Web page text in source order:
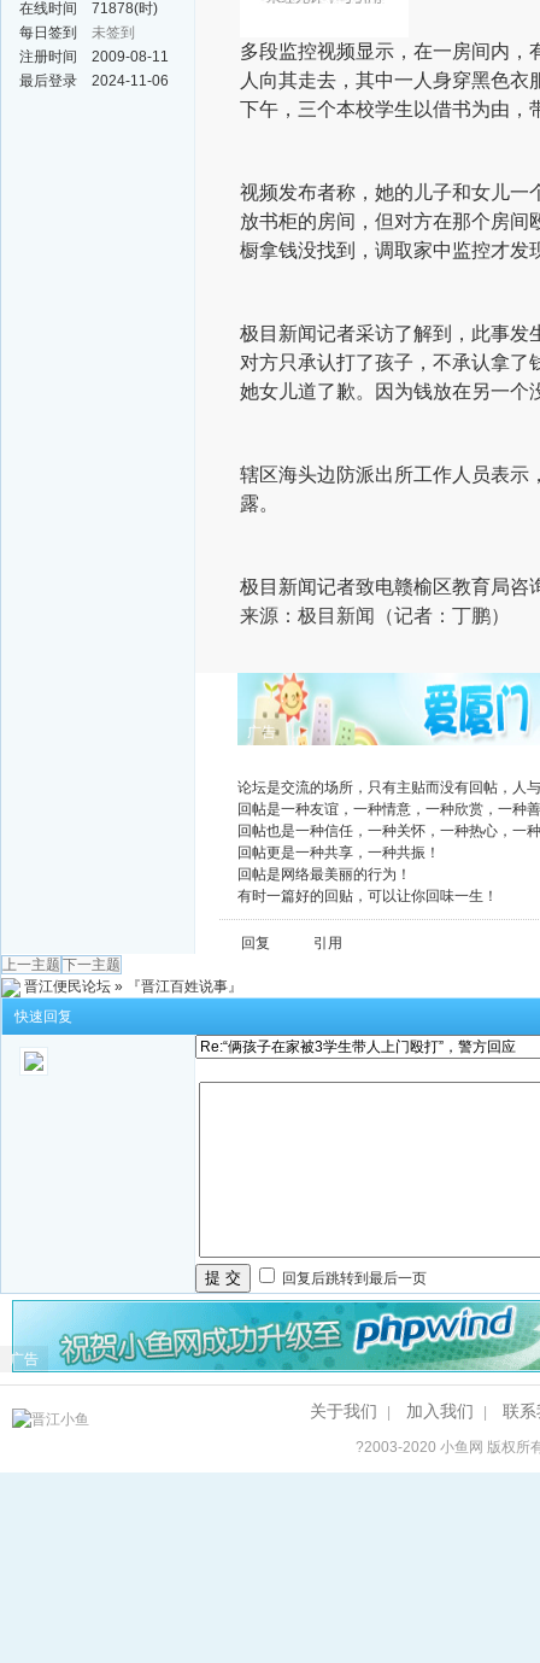
群
在线时间
71878(时)
每日签到
未签到
注册时间
2009-08-11
最后登录
2024-11-06
多段监控视频显示，在一房间内
人向其走去，其中一人身穿黑色
下午，三个本校学生以借书为由，
视频发布者称，她的儿子和女儿一
放书柜的房间，但对方在那个房
橱拿钱没找到，调取家中监控才发
极目新闻记者采访了解到，此事发
对方只承认打了孩子，不承认拿
她女儿道了歉。因为钱放在另一个
辖区海头边防派出所工作人员表示
露。
极目新闻记者致电赣榆区教育局咨
来源：极目新闻（记者： 丁鹏）
广告
论坛是交流的场所，只有主贴而没有回帖，人
回帖是一种友谊，一种情意，一种欣赏，一种
回帖也是一种信任，一种关怀，一种热心，一
回帖更是一种共享，一种共振！
回帖是网络最美丽的行为！
有时一篇好的回贴，可以让你回味一生！
回复
引用
上一主题 下一主题
晋江便民论坛 »
『晋江百姓说事』
快速回复
提 交 回复后跳转到最后一页
广告
关于我们 加入我们 联系
?2003-2020小鱼网 版权所